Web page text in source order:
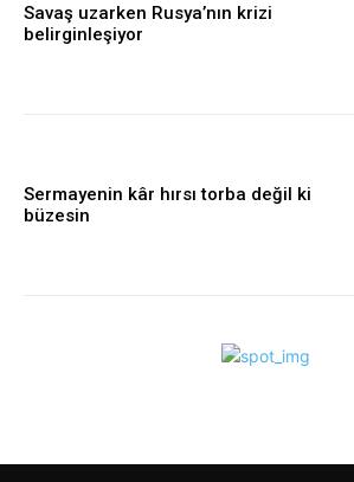
Savaş uzarken Rusya’nın krizi
belirginleşiyor
Sermayenin kâr hırsı torba değil ki
büzesin